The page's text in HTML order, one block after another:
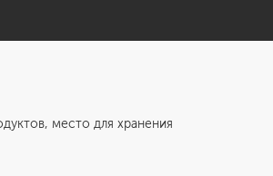
место для хранения